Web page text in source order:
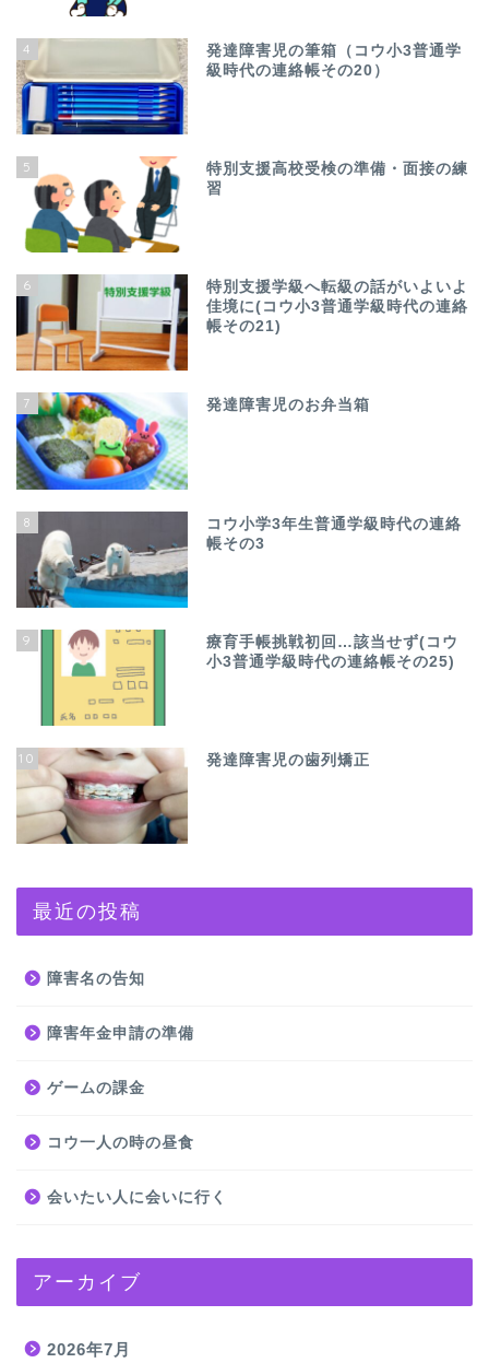
4
発達障害児の筆箱（コウ小3普通学
級時代の連絡帳その20）
5
特別支援高校受検の準備・面接の練
習
6
特別支援学級へ転級の話がいよいよ
佳境に(コウ小3普通学級時代の連絡
帳その21)
7 発達障害児のお弁当箱
8
コウ小学3年生普通学級時代の連絡
帳その3
9
療育手帳挑戦初回…該当せず(コウ
小3普通学級時代の連絡帳その25)
10 発達障害児の歯列矯正
最近の投稿
障害名の告知
障害年金申請の準備
ゲームの課金
コウ一人の時の昼食
会いたい人に会いに行く
アーカイブ
2026年7月